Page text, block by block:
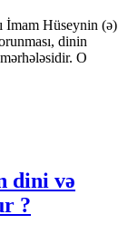
İmam Hüseynin (ə)
dinin
O
dini və
?